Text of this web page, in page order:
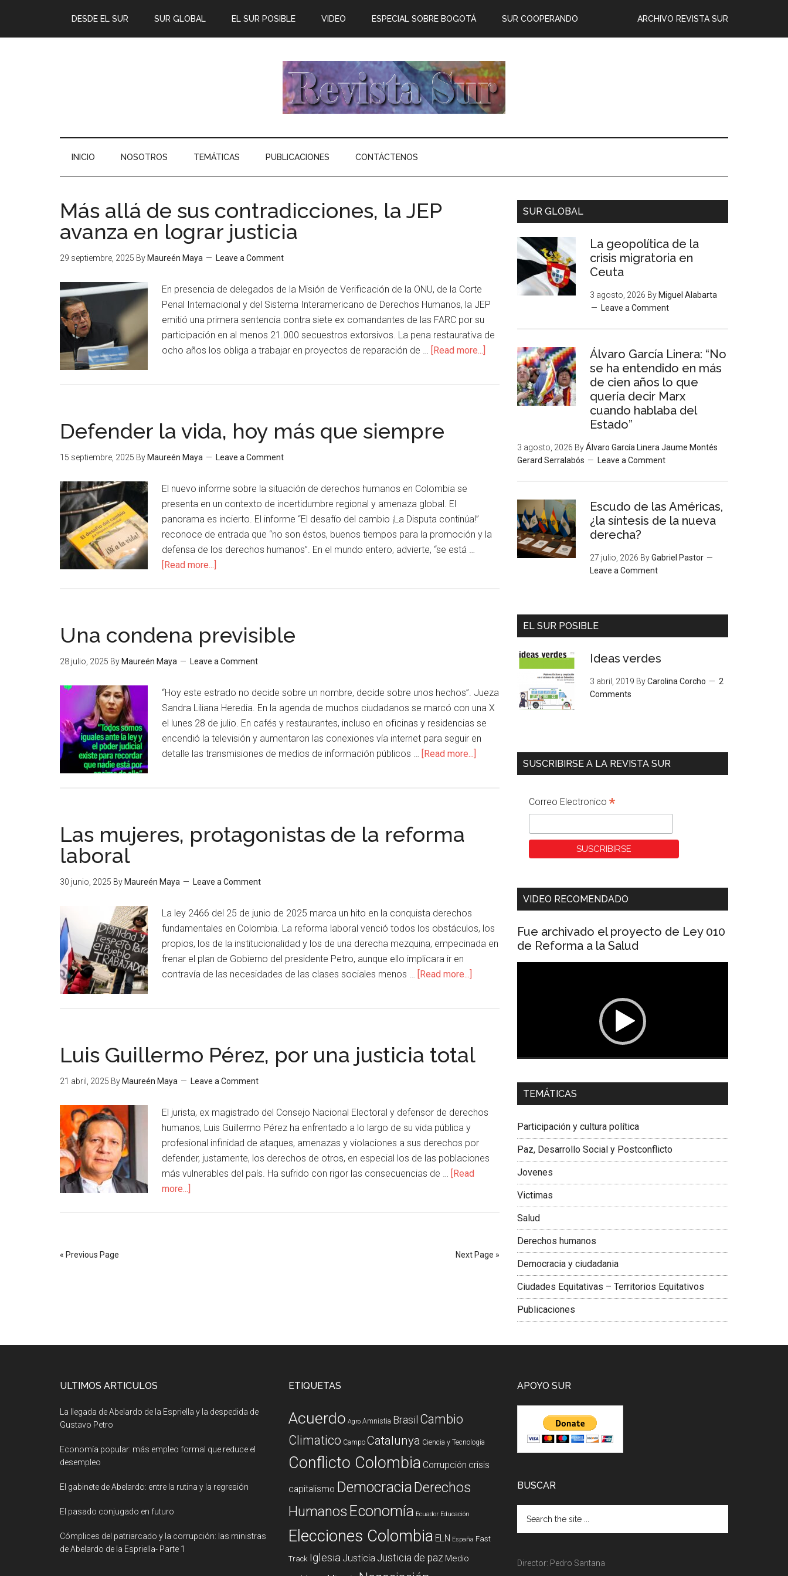
DESDE EL SUR SUR GLOBAL EL SUR POSIBLE ARCHIVO REVISTA SUR
VIDEO ESPECIAL SOBRE BOGOTÁ SUR COOPERANDO
INICIO NOSOTROS TEMÁTICAS PUBLICACIONES CONTÁCTENOS
Más allá de sus contradicciones, la JEP
avanza en lograr justicia
29 septiembre, 2025 By Maureén Maya Leave a Comment
En presencia de delegados de la Misión de Verificación de la ONU, de la Corte
Penal Internacional y del Sistema Interamericano de Derechos Humanos, la JEP
emitió una primera sentencia contra siete ex comandantes de las FARC por su
participación en al menos 21.000 secuestros extorsivos. La pena restaurativa de
ocho años los obliga a trabajar en proyectos de reparación de … [Read more...]
Defender la vida, hoy más que siempre
15 septiembre, 2025 By Maureén Maya Leave a Comment
El nuevo informe sobre la situación de derechos humanos en Colombia se
presenta en un contexto de incertidumbre regional y amenaza global. El
panorama es incierto. El informe “El desafío del cambio ¡La Disputa continúa!”
reconoce de entrada que “no son éstos, buenos tiempos para la promoción y la
defensa de los derechos humanos”. En el mundo entero, advierte, “se está …
[Read more...]
Una condena previsible
28 julio, 2025 By Maureén Maya Leave a Comment
“Hoy este estrado no decide sobre un nombre, decide sobre unos hechos”. Jueza
Sandra Liliana Heredia. En la agenda de muchos ciudadanos se marcó con una X
el lunes 28 de julio. En cafés y restaurantes, incluso en oficinas y residencias se
encendió la televisión y aumentaron las conexiones vía internet para seguir en
detalle las transmisiones de medios de información públicos … [Read more...]
Las mujeres, protagonistas de la reforma
laboral
30 junio, 2025 By Maureén Maya Leave a Comment
La ley 2466 del 25 de junio de 2025 marca un hito en la conquista derechos
fundamentales en Colombia. La reforma laboral venció todos los obstáculos, los
propios, los de la institucionalidad y los de una derecha mezquina, empecinada en
frenar el plan de Gobierno del presidente Petro, aunque ello implicara ir en
contravía de las necesidades de las clases sociales menos … [Read more...]
Luis Guillermo Pérez, por una justicia total
21 abril, 2025 By Maureén Maya Leave a Comment
El jurista, ex magistrado del Consejo Nacional Electoral y defensor de derechos
humanos, Luis Guillermo Pérez ha enfrentado a lo largo de su vida pública y
profesional infinidad de ataques, amenazas y violaciones a sus derechos por
defender, justamente, los derechos de otros, en especial los de las poblaciones
más vulnerables del país. Ha sufrido con rigor las consecuencias de … [Read
more...]
« Previous Page Next Page »
SUR GLOBAL
La geopolítica de la
crisis migratoria en
Ceuta
3 agosto, 2026 By Miguel Alabarta
Leave a Comment
Álvaro García Linera: “No
se ha entendido en más
de cien años lo que
quería decir Marx
cuando hablaba del
Estado”
3 agosto, 2026 ByÁlvaro García Linera Jaume Montés
Gerard Serralabós
Leave a Comment
Escudo de las Américas,
¿la síntesis de la nueva
derecha?
27 julio, 2026 ByGabriel Pastor
Leave a Comment
EL SUR POSIBLE
Ideas verdes
3 abril, 2019 ByCarolina Corcho
2
Comments
SUSCRIBIRSE A LA REVISTA SUR
Correo Electronico *
VIDEO RECOMENDADO
Fue archivado el proyecto de Ley 010
de Reforma a la Salud
Dra. Carolina Corcho Mejía,
Latinoamericana Sur, Vicepresidenta Federación
TEMÁTICAS
Participación y cultura política
Paz, Desarrollo Social y Postconflicto
Jovenes
Victimas
Salud
Derechos humanos
Democracia y ciudadania
Ciudades Equitativas – Territorios Equitativos
Publicaciones
ULTIMOS ARTICULOS
La llegada de Abelardo de la Espriella y la despedida de
Gustavo Petro
Economía popular: más empleo formal que reduce el
desempleo
El gabinete de Abelardo: entre la rutina y la regresión
El pasado conjugado en futuro
Cómplices del patriarcado y la corrupción: las ministras
de Abelardo de la Espriella- Parte 1
ETIQUETAS
Acuerdo Agro Amnistia Brasil Cambio
Climatico Campo Catalunya Ciencia y Tecnología
Conflicto Colombia Corrupción crisis
capitalismo DemocraciaDerechos
Humanos Economía Ecuador Educación
Elecciones Colombia ELN España Fast
Track Iglesia Justicia Justicia de paz Medio
APOYO SUR
BUSCAR
Director: Pedro Santana